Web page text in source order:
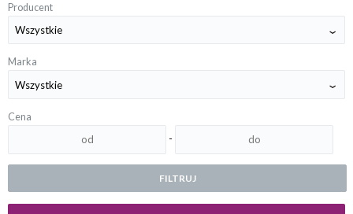
Producent
Marka
Cena
-
FILTRUJ